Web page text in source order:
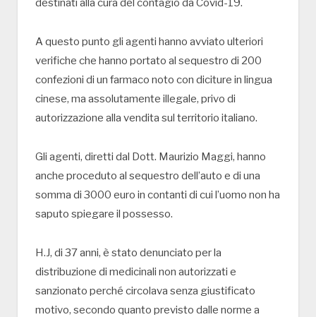
destinati alla cura del contagio da Covid-19.
A questo punto gli agenti hanno avviato ulteriori
verifiche che hanno portato al sequestro di 200
confezioni di un farmaco noto con diciture in lingua
cinese, ma assolutamente illegale, privo di
autorizzazione alla vendita sul territorio italiano.
Gli agenti, diretti dal Dott. Maurizio Maggi, hanno
anche proceduto al sequestro dell’auto e di una
somma di 3000 euro in contanti di cui l’uomo non ha
saputo spiegare il possesso.
H.J, di 37 anni, è stato denunciato per la
distribuzione di medicinali non autorizzati e
sanzionato perché circolava senza giustificato
motivo, secondo quanto previsto dalle norme a